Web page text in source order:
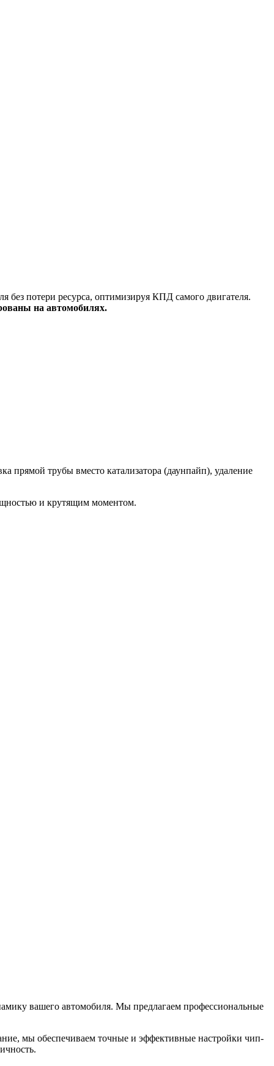
потери ресурса, оптимизируя КПД самого двигателя.
на автомобилях.
прямой трубы вместо катализатора (даунпайп), удаление
и крутящим моментом.
вашего автомобиля. Мы предлагаем профессиональные
мы обеспечиваем точные и эффективные настройки чип-